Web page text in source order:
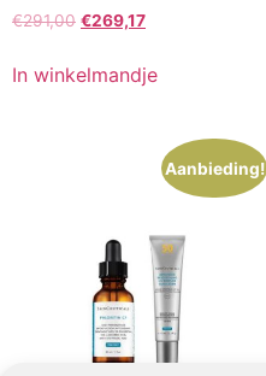
€291,00 Oorspronkelijke
was:
€291,00.
€269,17Huidige
is:
In winkelmandje
Aanbieding!